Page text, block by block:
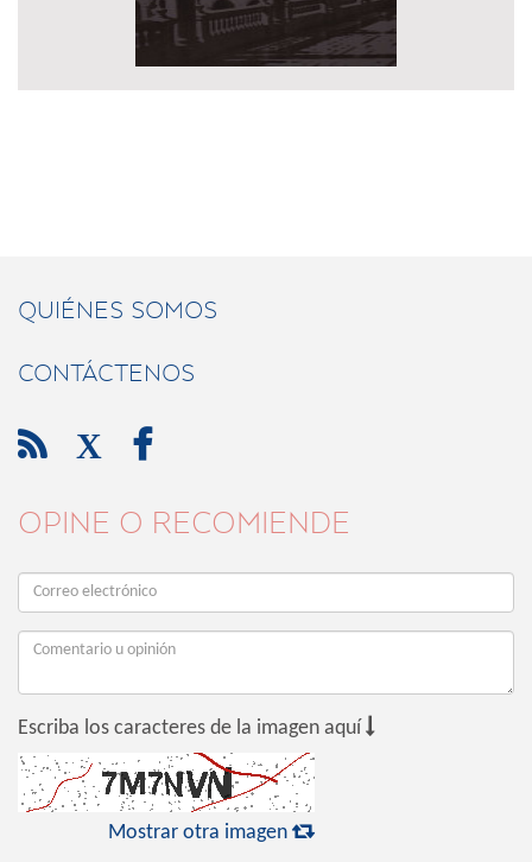
QUIÉNES SOMOS
CONTÁCTENOS
 X 
OPINE O RECOMIENDE
Escriba los caracteres de la imagen aquí 
Mostrar otra imagen 